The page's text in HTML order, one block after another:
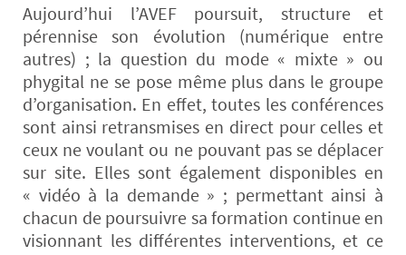
Aujourd’hui l’AVEF poursuit, structure et
pérennise son évolution (numérique entre
autres) ; la question du mode « mixte » ou
phygital ne se pose même plus dans le groupe
d’organisation. En effet, toutes les conférences
sont ainsi retransmises en direct pour celles et
ceux ne voulant ou ne pouvant pas se déplacer
sur site. Elles sont également disponibles en
« vidéo à la demande » ; permettant ainsi à
chacun de poursuivre sa formation continue en
visionnant les différentes interventions, et ce